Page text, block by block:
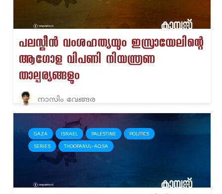
പലസ്തീൻ വംശഹത്യയും ഇസ്രായേലിന്റെ
ആഗോള വിപണി നിയന്ത്രണ
താല്പര്യങ്ങളും
നാസിം വേങ്ങര
GAZA ISRAEL PALESTINE POLITICS
SERIES THOOFANUL-AQSA